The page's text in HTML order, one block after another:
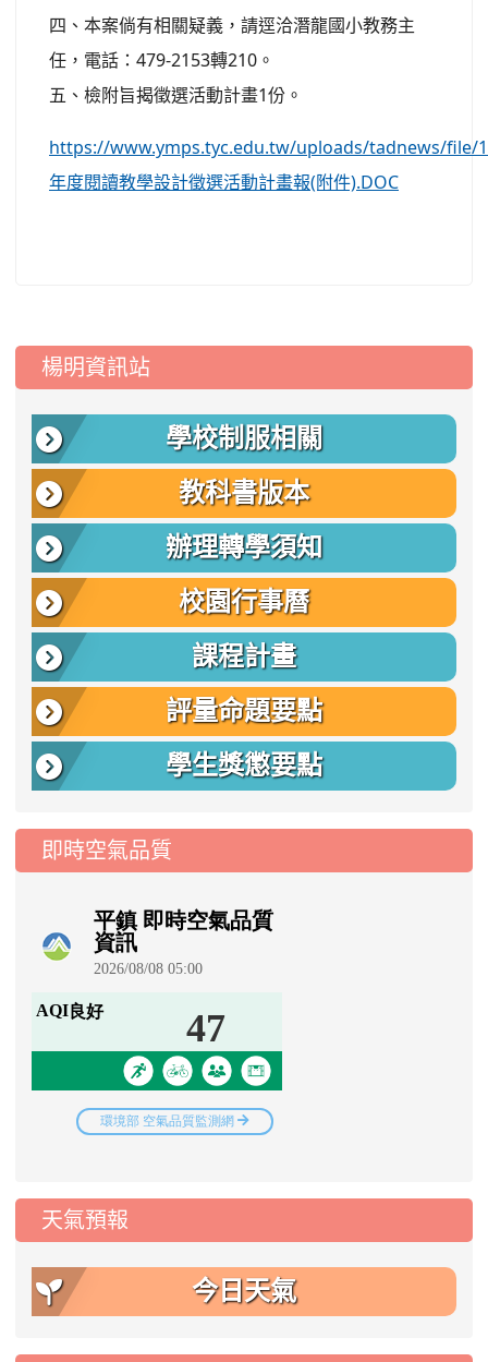
四、本案倘有相關疑義，請逕洽潛龍國小教務主
任，電話：479-2153轉210。
五、檢附旨揭徵選活動計畫1份。
https://www.ymps.tyc.edu.tw/uploads/tadnews/file/
年度閱讀教學設計徵選活動計畫報(附件).DOC
::: 楊明資訊站
學校制服相關
教科書版本
辦理轉學須知
校園行事曆
課程計畫
評量命題要點
學生獎懲要點
即時空氣品質
天氣預報
今日天氣